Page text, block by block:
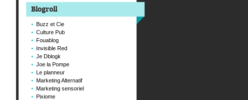
Blogroll
Buzz et Cie
Culture Pub
Fouablog
Invisible Red
Je Dblogk
Joe la Pompe
Le planneur
Marketing Alternatif
Marketing sensoriel
Pixiome